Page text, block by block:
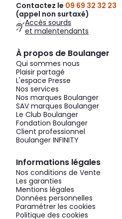
Contactez le 09 69 32 32 23
(appel non surtaxé)
Accès sourds
et malentendants
À propos de Boulanger
Qui sommes nous
Plaisir partagé
L'espace Presse
Nos services
Nos marques Boulanger
SAV marques Boulanger
Le Club Boulanger
Fondation Boulanger
Client professionnel
Boulanger INFINITY
Informations légales
Nos conditions de Vente
Les garanties
Mentions légales
Données personnelles
Paramétrer les cookies
Politique des cookies